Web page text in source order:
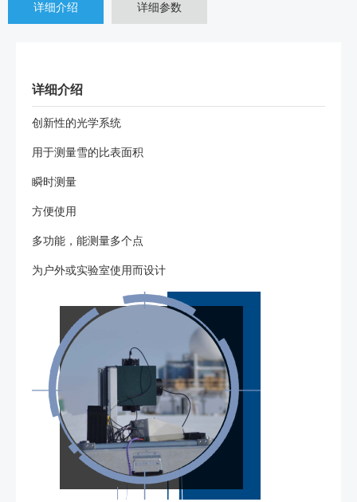
详细介绍 详细参数
详细介绍
创新性的光学系统
用于测量雪的比表面积
瞬时测量
方便使用
多功能，能测量多个点
为户外或实验室使用而设计